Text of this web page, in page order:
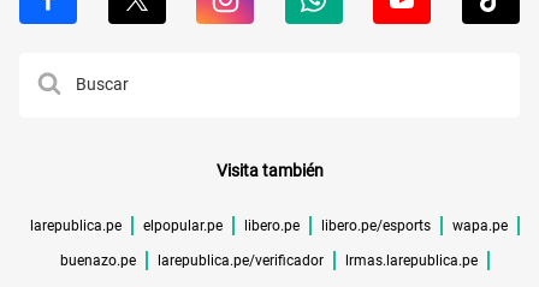
Visita también
larepublica.pe elpopular.pe libero.pe libero.pe/esports wapa.pe
buenazo.pe larepublica.pe/verificador lrmas.larepublica.pe